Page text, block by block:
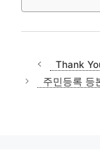
Thank
주민등록 등